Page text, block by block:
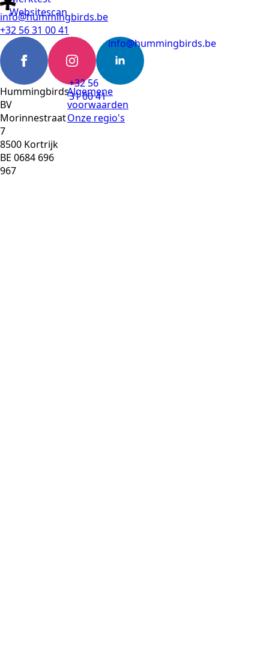
Websitescan
info@hummingbirds.be
info@hummingbirds.be
+32 56 31 00 41
+32 56
31 00 41
Hummingbirds
BV
Morinnestraat
7
8500 Kortrijk
BE 0684 696
967
Algemene
voorwaarden
Onze regio's